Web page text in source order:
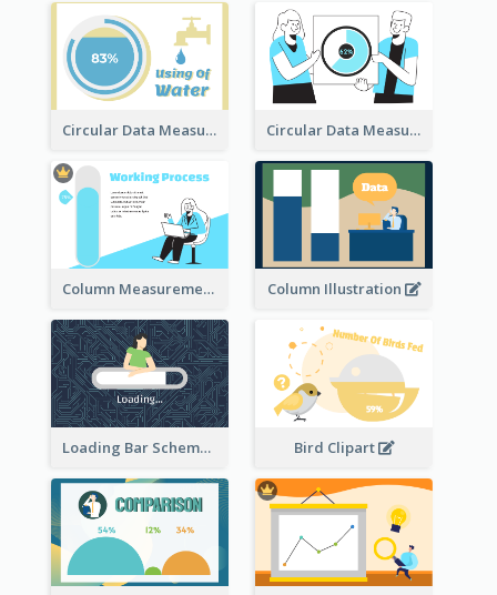
Circular Data Measurement Circular Data Measurement
Column Measurement clipart Column Illustration
Loading Bar Schematic Diagram Bird Clipart